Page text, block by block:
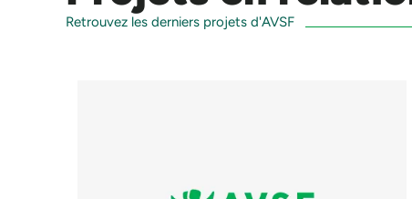
Retrouvez les derniers projets d'AVSF